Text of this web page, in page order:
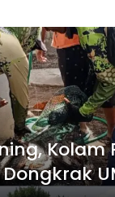
Kolam